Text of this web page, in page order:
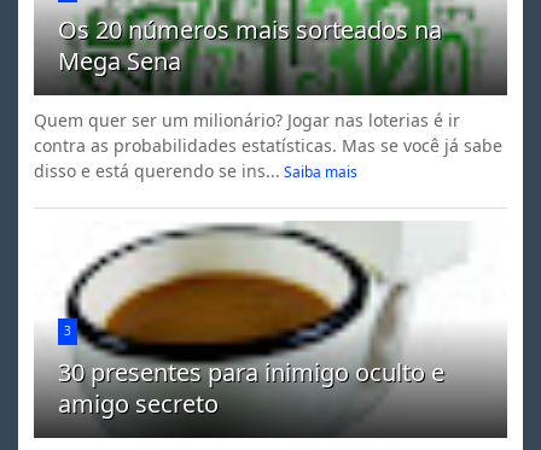
Os 20 números mais sorteados na
Mega Sena
Quem quer ser um milionário? Jogar nas loterias é ir
contra as probabilidades estatísticas. Mas se você já sabe
disso e está querendo se ins... Saiba mais
3
30 presentes para inimigo oculto e
amigo secreto